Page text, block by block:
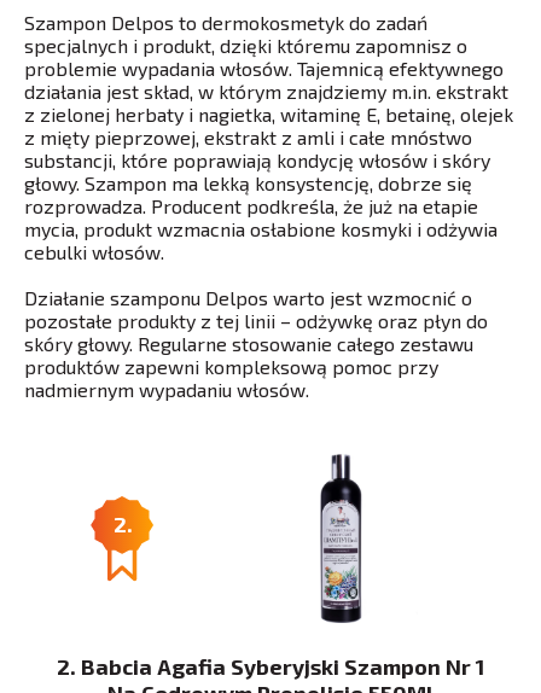
Szampon Delpos to dermokosmetyk do zadań
specjalnych i produkt, dzięki któremu zapomnisz o
problemie wypadania włosów. Tajemnicą efektywnego
działania jest skład, w którym znajdziemy m.in. ekstrakt
z zielonej herbaty i nagietka, witaminę E, betainę, olejek
z mięty pieprzowej, ekstrakt z amli i całe mnóstwo
substancji, które poprawiają kondycję włosów i skóry
głowy. Szampon ma lekką konsystencję, dobrze się
rozprowadza. Producent podkreśla, że już na etapie
mycia, produkt wzmacnia osłabione kosmyki i odżywia
cebulki włosów.
Działanie szamponu Delpos warto jest wzmocnić o
pozostałe produkty z tej linii – odżywkę oraz płyn do
skóry głowy. Regularne stosowanie całego zestawu
produktów zapewni kompleksową pomoc przy
nadmiernym wypadaniu włosów.
2.
2. Babcia Agafia Syberyjski Szampon Nr 1